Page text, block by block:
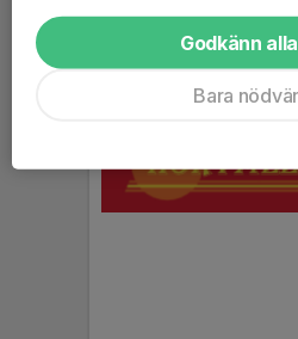
Godkänn
Bara